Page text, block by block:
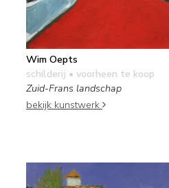
Wim Oepts
schilderij • voorheen te koop
Zuid-Frans landschap
bekijk kunstwerk